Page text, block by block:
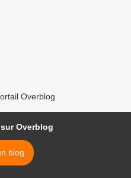
Overblog
Overblog
blog